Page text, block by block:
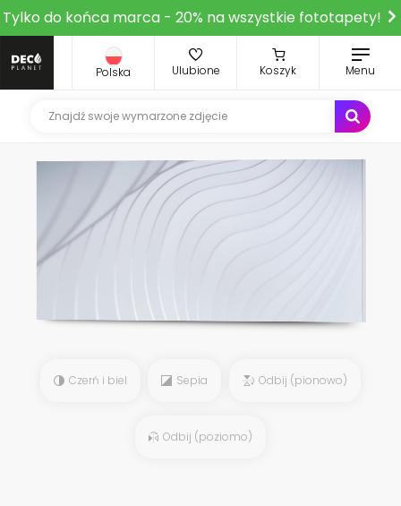
Tylko do końca marca - 20% na wszystkie fototapety!
Polska Ulubione Koszyk Menu
Czerń i biel Sepia Odbij (pionowo)
Odbij (poziomo)